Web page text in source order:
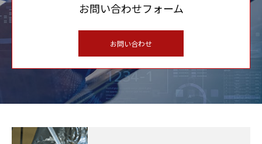
お問い合わせフォーム
お問い合わせ